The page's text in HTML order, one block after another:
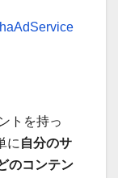
トを持っ
に 自分のサ
のコンテン